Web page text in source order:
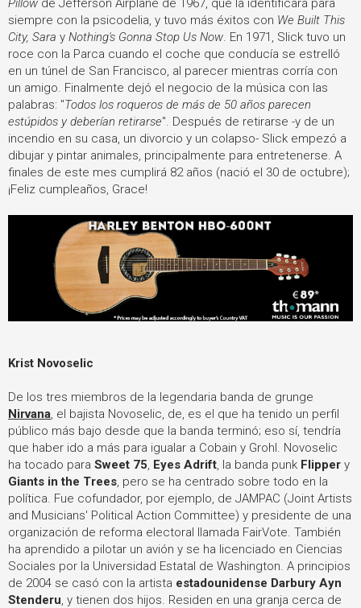
Pillow de Jefferson Airplane de 1967, que la identificará para
siempre con la psicodelia, y tuvo más éxitos con We Built This
City, Sara y Nothing's Gonna Stop Us Now. En 1971, Slick tuvo un
roce con la Parca cuando el coche que conducía se estrelló
en un túnel de San Francisco, al parecer mientras corría con
un amigo. Finalmente dejó el negocio de la música con las
palabras: "Todos los roqueros de más de 50 años parecen
estúpidos y deberían retirarse". Después de retirarse -y de un
incendio en su casa, un divorcio y un colapso- Slick empezó a
dibujar y pintar animales, principalmente para entretenerse. A
finales de este mes cumplirá 82 años (nació el 30 de octubre);
¡Feliz cumpleaños, Grace!
Krist Novoselic
De los tres miembros de la legendaria banda de grunge
Nirvana, el bajista Novoselic, de, es el que ha tenido un perfil
público más bajo desde que la banda terminó; eso sí, tendría
que haber ido a más para igualar a Cobain y Grohl. Novoselic
ha tocado para Sweet 75, Eyes Adrift, la banda punk Flipper y
Giants in the Trees, pero se ha centrado sobre todo en la
política. Fue cofundador, por ejemplo, de JAMPAC (Joint Artists
and Musicians' Political Action Committee) y presidente de una
organización de reforma electoral llamada FairVote. También
ha aprendido a pilotar un avión y se ha licenciado en Ciencias
Sociales por la Universidad Estatal de Washington. A principios
de 2004 se casó con la artista estadounidense Darbury Ayn
Stenderu, y tienen dos hijos. Residen en una granja cerca de